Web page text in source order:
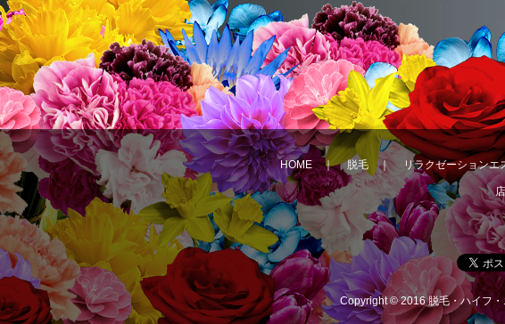
HOME｜脱毛｜ リラクゼーションエ
Copyright © 2016脱毛・ハイフ